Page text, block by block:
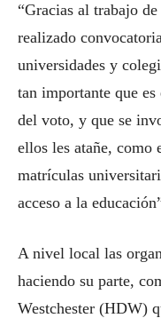
“Gracias al trabajo
realizado
universidades y
tan importante que
del voto, y que se
ellos les atañe, como
matrículas
acceso a la
A nivel local las
haciendo su parte,
Westchester (HDW)